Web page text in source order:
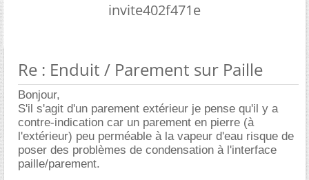
invite402f471e
Re : Enduit / Parement sur Paille
Bonjour,
S'il s'agit d'un parement extérieur je pense qu'il y a
contre-indication car un parement en pierre (à
l'extérieur) peu perméable à la vapeur d'eau risque de
poser des problèmes de condensation à l'interface
paille/parement.